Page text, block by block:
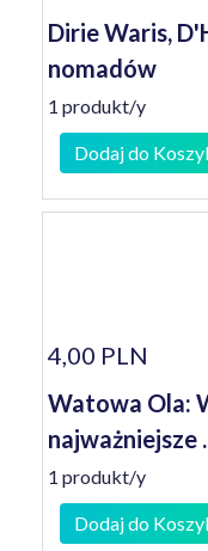
Dirie Waris,
nomadów
1 produkt/y
Dodaj do
4,00 PLN
Watowa Ola:
najważniejsze
1 produkt/y
Dodaj do